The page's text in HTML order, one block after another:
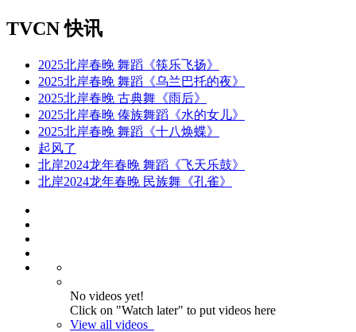
TVCN 快讯
2025北岸春晚 舞蹈《筷乐飞扬》
2025北岸春晚 舞蹈《乌兰巴托的夜》
2025北岸春晚 古典舞《雨后》
2025北岸春晚 傣族舞蹈《水的女儿》
2025北岸春晚 舞蹈《十八焕蝶》
起风了
北岸2024龙年春晚 舞蹈《飞天乐鼓》
北岸2024龙年春晚 民族舞《孔雀》
No videos yet!
Click on "Watch later" to put videos here
View all videos